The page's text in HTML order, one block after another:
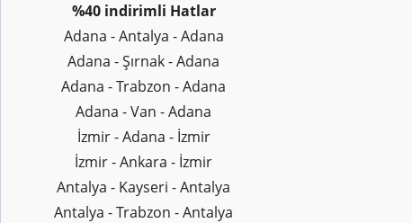
%40 indirimli Hatlar
Adana - Antalya - Adana
Adana - Şırnak - Adana
Adana - Trabzon - Adana
Adana - Van - Adana
İzmir - Adana - İzmir
İzmir - Ankara - İzmir
Antalya - Kayseri - Antalya
Antalya - Trabzon - Antalya